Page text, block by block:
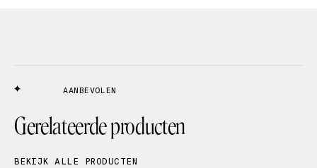
AANBEVOLEN
Gerelateerde producten
BEKIJK ALLE PRODUCTEN